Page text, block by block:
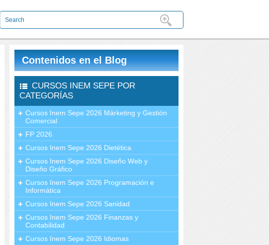
Contenidos en el Blog
CURSOS INEM SEPE POR
CATEGORÍAS
Cursos Inem Sepe 2026 Márketing y Gestión
Comercial
FP 2026
Cursos Inem Sepe 2026 Dietética
Cursos Inem Sepe 2026 Diseño Web y
Diseño Gráfico
Cursos Inem Sepe 2026 Programación e
Informática
Cursos Inem Sepe 2026 Sanidad
Cursos Inem Sepe 2026 Finanzas y
Contabilidad
Cursos Inem Sepe 2026 Idiomas